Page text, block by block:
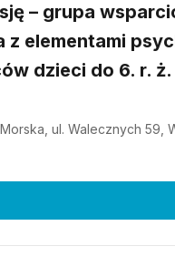
– grupa
z elementami
dzieci do 6. r. ż.
ul. Walecznych 59,